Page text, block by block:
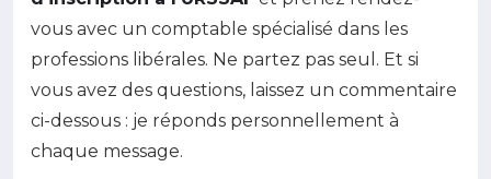
vous avec un comptable spécialisé dans les
professions libérales. Ne partez pas seul. Et si
vous avez des questions, laissez un commentaire
ci-dessous : je réponds personnellement à
chaque message.